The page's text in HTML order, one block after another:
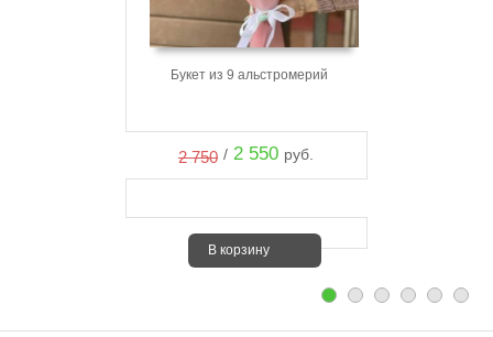
Букет из 9 альстромерий
2 750 / 2 550 руб.
В корзину